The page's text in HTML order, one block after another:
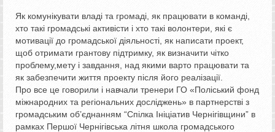
Як комунікувати владі та громаді, як працювати в команді,
хто такі громадські активісти і хто такі волонтери, які є
мотивації до громадської діяльності, як написати проект,
щоб отримати грантову підтримку, як визначити чітко
проблему,мету і завдання, над якими варто працювати та
як забезпечити життя проекту після його реалізації.
Про все це говорили і навчали тренери ГО «Поліський фонд
міжнародних та регіональних досліджень» в партнерстві з
громадським об’єднанням “Спілка Ініціатив Чернігівщини” в
рамках Першої Чернігівська літня школа громадського